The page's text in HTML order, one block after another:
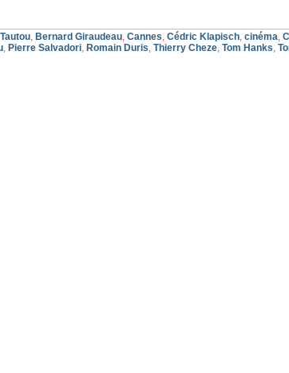
, Bernard Giraudeau, Cannes, Cédric Klapisch, cinéma,
, Pierre Salvadori, Romain Duris, Thierry Cheze, Tom Hanks,